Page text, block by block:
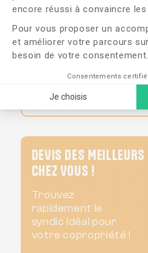
encore réussi à convaincre
Pour vous proposer un
et améliorer votre parcours
besoin de votre consentement.
Consentements
Je choisis
compte, le
moins trois jours
date de
copropriétaire
présent lors de
Générale, le vote
correspondance
DEVIS DES
CHEZ VOUS !
Trouvez
rapidement le
syndic idéal pour
votre copropriété !